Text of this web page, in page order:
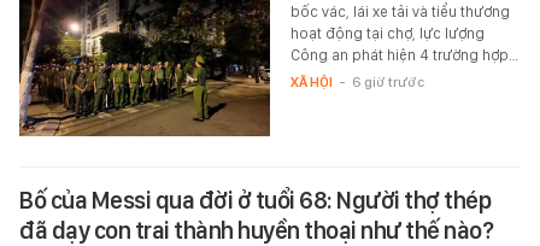
bốc vác, lái xe tải và tiểu thương
hoạt động tại chợ, lực lượng
Công an phát hiện 4 trường hợp…
XÃ HỘI - 6 giờ trước
Bố của Messi qua đời ở tuổi 68: Người thợ thép
đã dạy con trai thành huyền thoại như thế nào?